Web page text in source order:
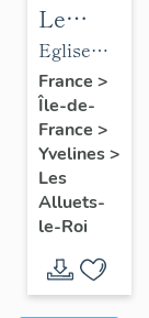
Le
mobilier
de
l'église
Saint-
Nicolas
Eglise
paroissiale
Saint-
Nicolas
France >
Île-de-
France >
Yvelines>
Les
Alluets-
le-Roi